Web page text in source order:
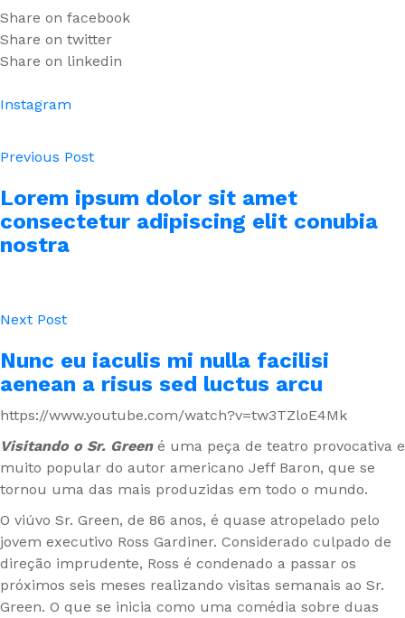
Share on facebook
Share on twitter
Share on linkedin
Instagram
Previous Post
Lorem ipsum dolor sit amet
consectetur adipiscing elit conubia
nostra
Next Post
Nunc eu iaculis mi nulla facilisi
aenean a risus sed luctus arcu
https://www.youtube.com/watch?v=tw3TZloE4Mk
Visitando o Sr. Greené uma peça de teatro provocativa e
muito popular do autor americano Jeff Baron, que se
tornou uma das mais produzidas em todo o mundo.
O viúvo Sr. Green, de 86 anos, é quase atropelado pelo
jovem executivo Ross Gardiner. Considerado culpado de
direção imprudente, Ross é condenado a passar os
próximos seis meses realizando visitas semanais ao Sr.
Green. O que se inicia como uma comédia sobre duas